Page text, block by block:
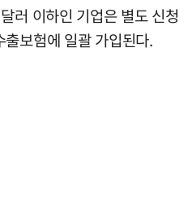
러 이하인 기업은 별도 신청
보험에 일괄 가입된다.